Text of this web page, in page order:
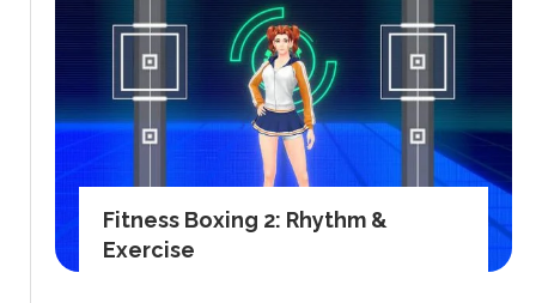
Fitness Boxing 2: Rhythm &
Exercise